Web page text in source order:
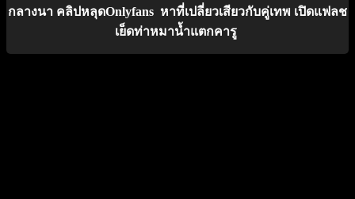
กลางนา คลิปหลุดOnlyfans หาที่เปลี่ยวเสียวกับคู่เทพ เปิดแฟลช
เย็ดท่าหมาน้ำแตกคารู